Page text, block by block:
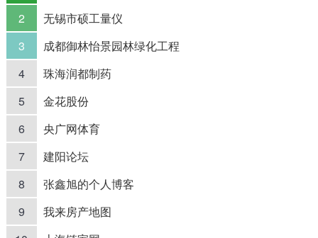
2
无锡市硕工量仪
3
成都御林怡景园林绿化工程
4
珠海润都制药
5
金花股份
6
央广网体育
7
建阳论坛
8
张鑫旭的个人博客
9
我来房产地图